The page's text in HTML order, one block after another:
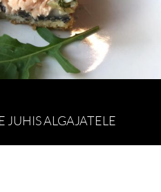
JUHIS ALGAJATELE